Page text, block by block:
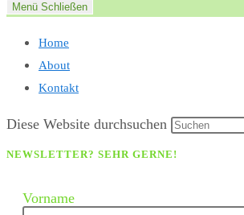
Menü Schließen
Home
About
Kontakt
Diese Website durchsuchen
NEWSLETTER? SEHR GERNE!
Vorname